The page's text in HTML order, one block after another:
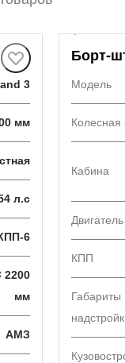
3
мм
л.с
6
2200
мм
АМЗ
Борт-
Модель
Колесная
Кабина
Двигатель
КПП
Габариты